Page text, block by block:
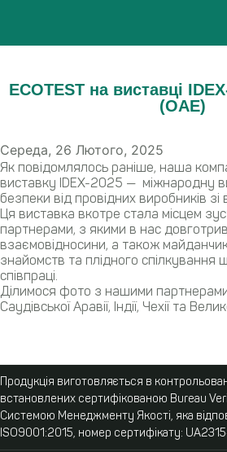
ECOTEST на виставці
(ОАЕ)
Середа, 26 Лютого, 2025
Як повідомлялось раніше, наша
виставку IDEX-2025 — міжнародну
безпеки від провідних виробників зі
Ця виставка вкотре стала місцем
партнерами, з якими в нас
взаємовідносини, а також
знайомств та плідного спілкування
співпраці.
Ділимося фото з нашими
Саудівської Аравії, Індії, Чехії та
Продукція виготовляється в
встановлених сертифікованою Bureau
Системою Менеджменту Якості, яка
ISO9001:2015, номер сертифікату: